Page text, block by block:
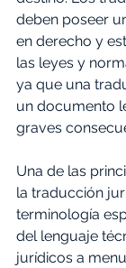
deben poseer
en derecho y
las leyes y
ya que una
un documento
graves
Una de las
la traducción
terminología
del lenguaje
jurídicos a